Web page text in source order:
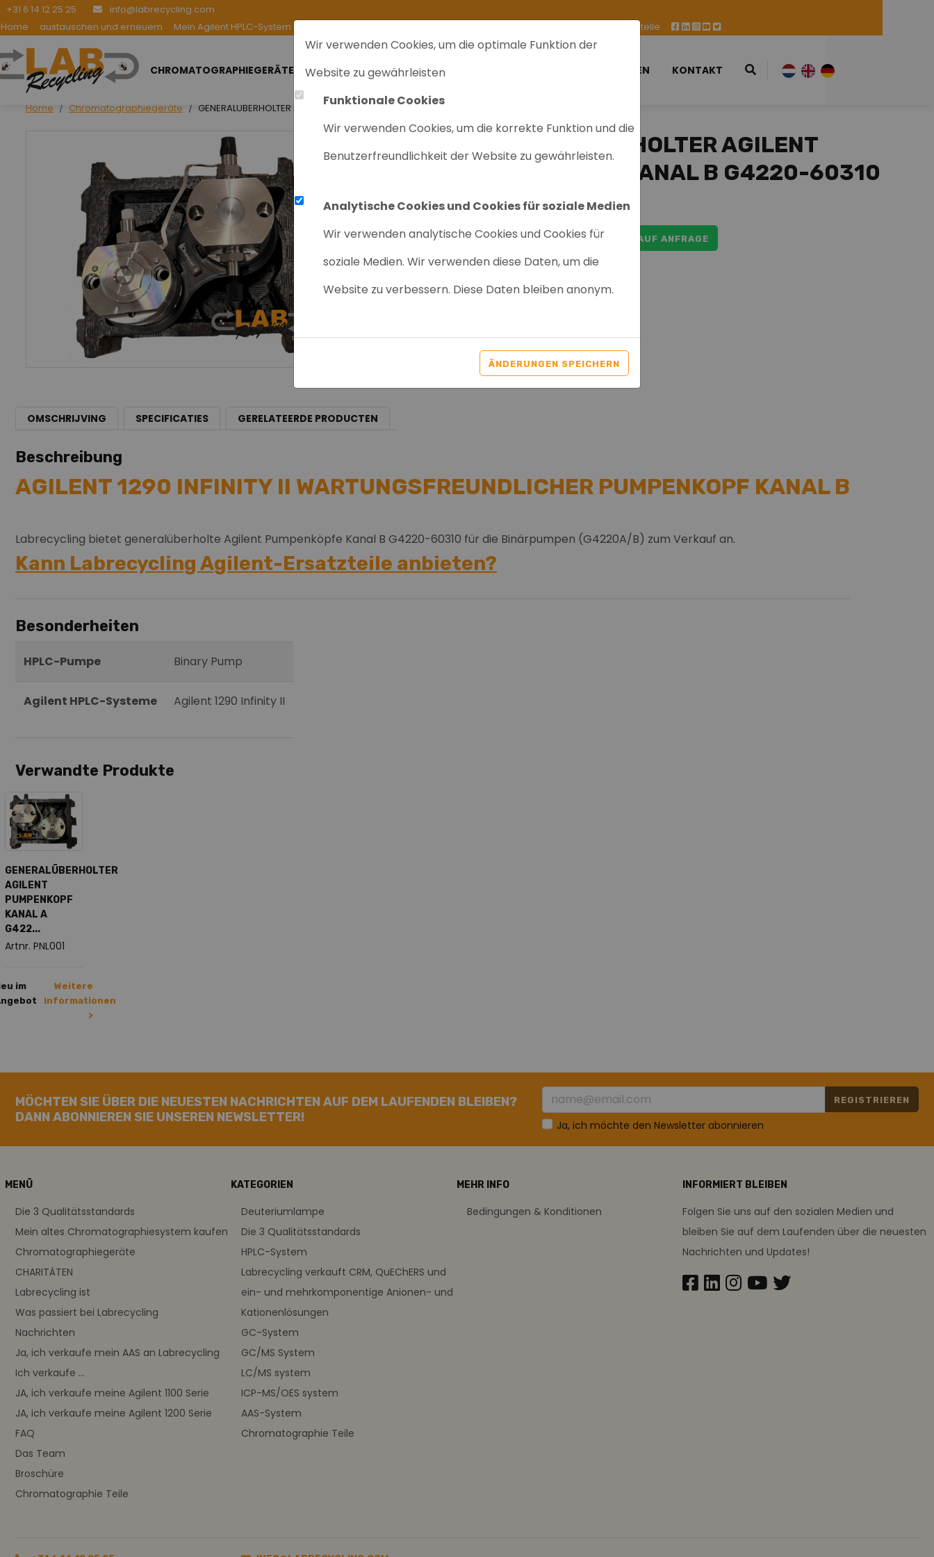
Wir verwenden Cookies, um die optimale Funktion der
Website zu gewährleisten
Funktionale Cookies
Wir verwenden Cookies, um die korrekte Funktion und die
Benutzerfreundlichkeit der Website zu gewährleisten.
Analytische Cookies und Cookies für soziale Medien
Wir verwenden analytische Cookies und Cookies für
soziale Medien. Wir verwenden diese Daten, um die
Website zu verbessern. Diese Daten bleiben anonym.
ÄNDERUNGEN SPEICHERN
+31 6 14 12 25 25
info@labrecycling.com
Home
austauschen und erneuern Mein Agilent HPLC-System bekommt ein zweites Leben Labrecycling Verkaufsstelle
CHROMATOGRAPHIEGERÄTE EINKAUF CHARITÄTEN MESSEN KONTAKT
Home Chromatographiegeräte GENERALÜBERHOLTER AGILENT PUMPENKOPF KANAL B G4220-60310
GENERALÜBERHOLTER AGILENT
PUMPENKOPF KANAL B G4220-60310
Artikelnr: PNL002
Neu im Angebot PREIS AUF ANFRAGE
OMSCHRIJVING SPECIFICATIES GERELATEERDE PRODUCTEN
Beschreibung
AGILENT 1290 INFINITY II WARTUNGSFREUNDLICHER PUMPENKOPF KANAL B
Labrecycling bietet generalüberholte Agilent Pumpenköpfe Kanal B G4220-60310 für die Binärpumpen (G4220A/B) zum Verkauf an.
Kann Labrecycling Agilent-Ersatzteile anbieten?
Besonderheiten
HPLC-Pumpe Binary Pump
Agilent HPLC-Systeme Agilent 1290 Infinity II
Verwandte Produkte
GENERALÜBERHOLTER
AGILENT
PUMPENKOPF
KANAL A
G422...
Artnr. PNL001
im
Weitere
Informationen
>
MÖCHTEN SIE ÜBER DIE NEUESTEN NACHRICHTEN AUF DEM LAUFENDEN BLEIBEN?
DANN ABONNIEREN SIE UNSEREN NEWSLETTER!
REGISTRIEREN
Ja, ich möchte den Newsletter abonnieren
MENÜ
Die 3 Qualitätsstandards
Mein altes Chromatographiesystem kaufen
Chromatographiegeräte
CHARITÄTEN
Labrecycling ist
Was passiert bei Labrecycling
Nachrichten
Ja, ich verkaufe mein AAS an Labrecycling
Ich verkaufe ...
JA, ich verkaufe meine Agilent 1100 Serie
JA, ich verkaufe meine Agilent 1200 Serie
FAQ
Das Team
Broschüre
Chromatographie Teile
KATEGORIEN
Deuteriumlampe
Die 3 Qualitätsstandards
HPLC-System
Labrecycling verkauft CRM, QuEChERS und
ein- und mehrkomponentige Anionen- und
Kationenlösungen
GC-System
GC/MS System
LC/MS system
ICP-MS/OES system
AAS-System
Chromatographie Teile
MEHR INFO
Bedingungen & Konditionen
INFORMIERT BLEIBEN
Folgen Sie uns auf den sozialen Medien und
bleiben Sie auf dem Laufenden über die neuesten
Nachrichten und Updates!